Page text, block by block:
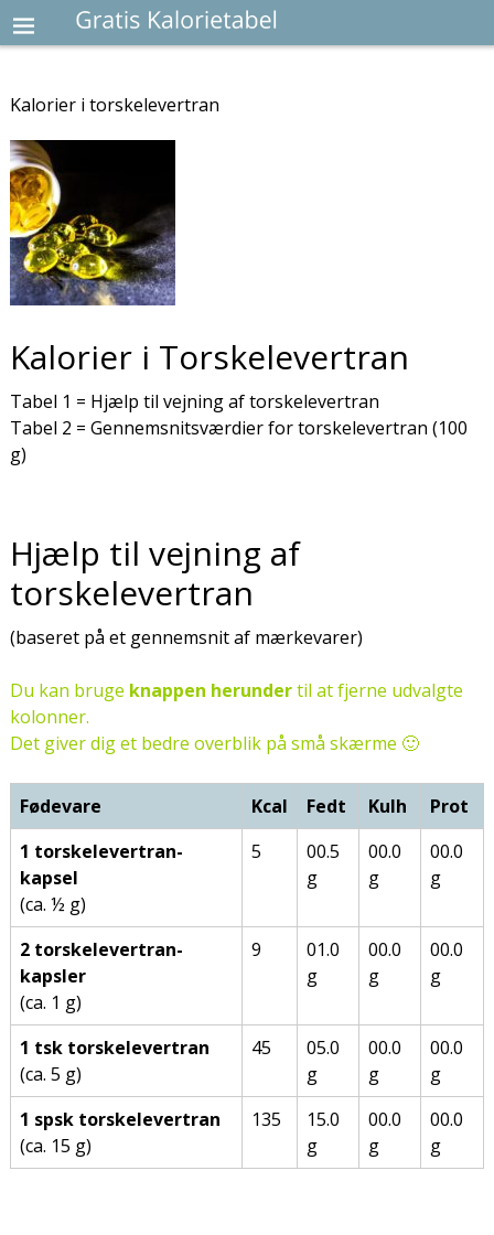
Kalorier i torskelevertran
Kalorier i Torskelevertran
Tabel 1 = Hjælp til vejning af torskelevertran
Tabel 2 = Gennemsnitsværdier for torskelevertran (100
g)
Hjælp til vejning af
torskelevertran
(baseret på et gennemsnit af mærkevarer)
Du kan bruge knappen herundertil at fjerne udvalgte
kolonner.
Det giver dig et bedre overblik på små skærme 🙂
Fødevare Kcal Fedt Kulh
Prot
1 torskelevertran-
kapsel
(ca. ½ g)
5
00.5
g
00.0
g
00.0
g
2 torskelevertran-
kapsler
(ca. 1 g)
9
01.0
g
00.0
g
00.0
g
1 tsk torskelevertran
(ca. 5 g)
45
05.0
g
00.0
g
00.0
g
1 spsk torskelevertran
(ca. 15 g)
135
15.0
g
00.0
g
00.0
g